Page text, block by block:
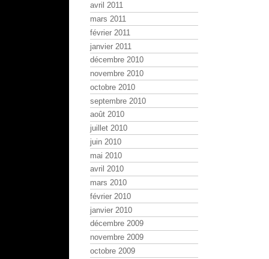
avril 2011
mars 2011
février 2011
janvier 2011
décembre 2010
novembre 2010
octobre 2010
septembre 2010
août 2010
juillet 2010
juin 2010
mai 2010
avril 2010
mars 2010
février 2010
janvier 2010
décembre 2009
novembre 2009
octobre 2009